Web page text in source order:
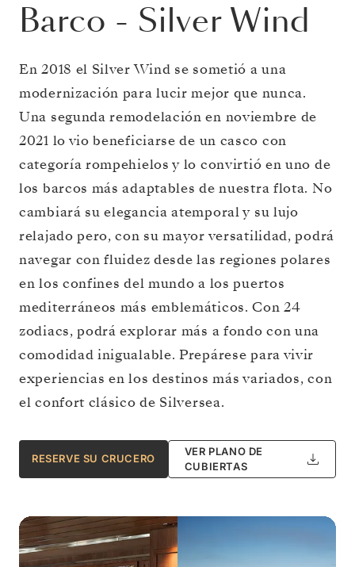
Barco - Silver Wind
En 2018 el Silver Wind se sometió a una
modernización para lucir mejor que nunca.
Una segunda remodelación en noviembre de
2021 lo vio beneficiarse de un casco con
categoría rompehielos y lo convirtió en uno de
los barcos más adaptables de nuestra flota. No
cambiará su elegancia atemporal y su lujo
relajado pero, con su mayor versatilidad, podrá
navegar con fluidez desde las regiones polares
en los confines del mundo a los puertos
mediterráneos más emblemáticos. Con 24
zodiacs, podrá explorar más a fondo con una
comodidad inigualable. Prepárese para vivir
experiencias en los destinos más variados, con
el confort clásico de Silversea.
RESERVE SU CRUCERO
VER PLANO DE
CUBIERTAS